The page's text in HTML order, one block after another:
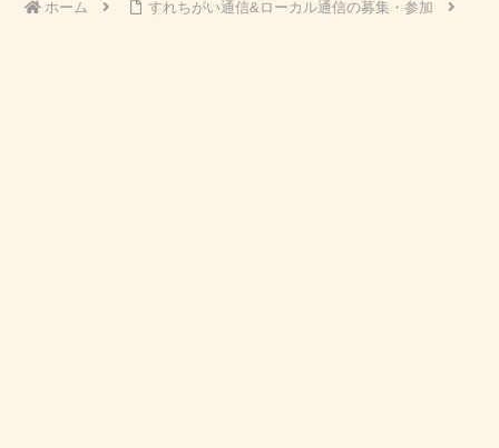
ホーム すれちがい通信&ローカル通信の募集・参加